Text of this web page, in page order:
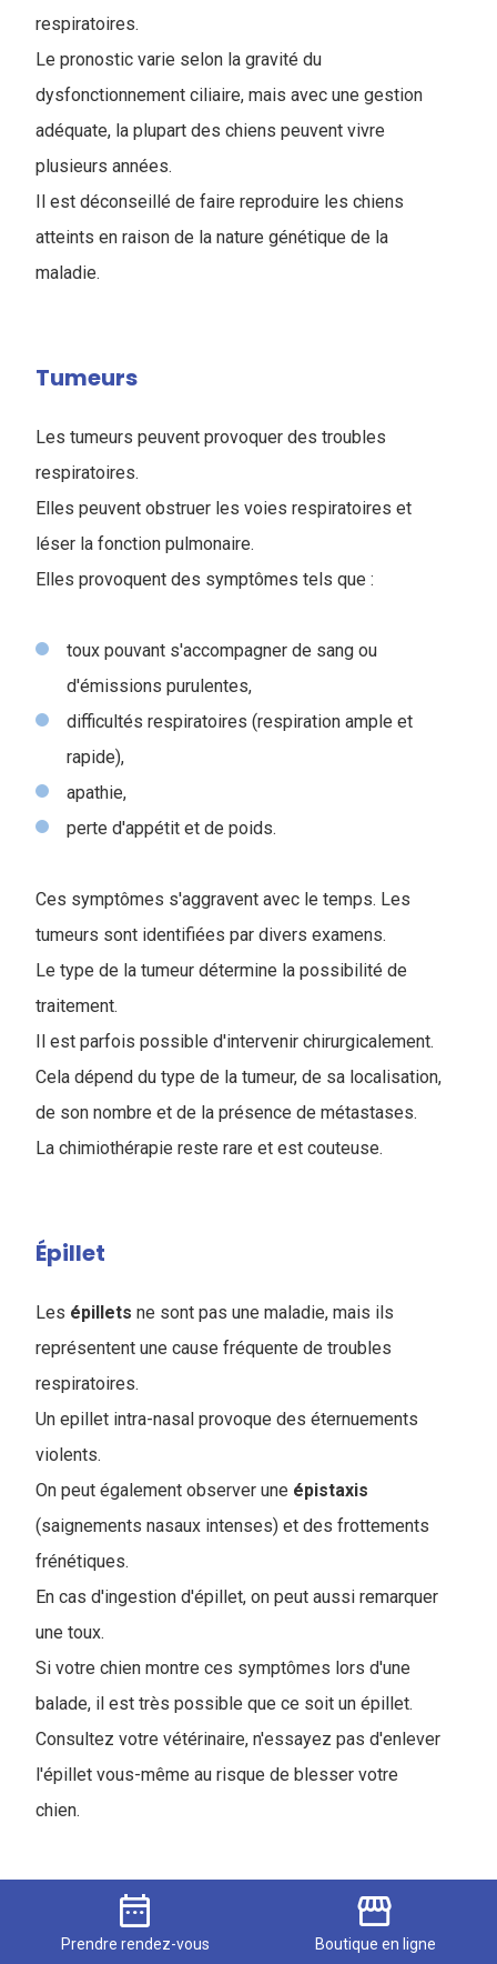
respiratoires.
Le pronostic varie selon la gravité du
dysfonctionnement ciliaire, mais avec une gestion
adéquate, la plupart des chiens peuvent vivre
plusieurs années.
Il est déconseillé de faire reproduire les chiens
atteints en raison de la nature génétique de la
maladie.
Tumeurs
Les tumeurs peuvent provoquer des troubles
respiratoires.
Elles peuvent obstruer les voies respiratoires et
léser la fonction pulmonaire.
Elles provoquent des symptômes tels que :
toux pouvant s'accompagner de sang ou
d'émissions purulentes,
difficultés respiratoires (respiration ample et
rapide),
apathie,
perte d'appétit et de poids.
Ces symptômes s'aggravent avec le temps. Les
tumeurs sont identifiées par divers examens.
Le type de la tumeur détermine la possibilité de
traitement.
Il est parfois possible d'intervenir chirurgicalement.
Cela dépend du type de la tumeur, de sa localisation,
de son nombre et de la présence de métastases.
La chimiothérapie reste rare et est couteuse.
Épillet
Les épillets ne sont pas une maladie, mais ils
représentent une cause fréquente de troubles
respiratoires.
Un epillet intra-nasal provoque des éternuements
violents.
On peut également observer une épistaxis
(saignements nasaux intenses) et des frottements
frénétiques.
En cas d'ingestion d'épillet, on peut aussi remarquer
une toux.
Si votre chien montre ces symptômes lors d'une
balade, il est très possible que ce soit un épillet.
Consultez votre vétérinaire, n'essayez pas d'enlever
l'épillet vous-même au risque de blesser votre
chien.
Détresse respiratoire chien
symptômes d'urgence
date_range
Prendrerendez-vous
storefront
Boutique en ligne